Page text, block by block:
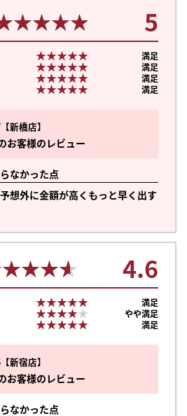
新橋店
お客様のレビュー
なかった点
想外に金額が高くもっと早く出す
5
★★★★★
★★★★★
満足
★★★★★
★★★★★
満足
★★★★★
★★★★★
満足
★★★★★
★★★★★ 満足
新宿店
お客様のレビュー
なかった点
4.6
★★★★★
★★★★★
満足
★★★★★
★★★★★
やや満足
★★★★★
★★★★★ 満足